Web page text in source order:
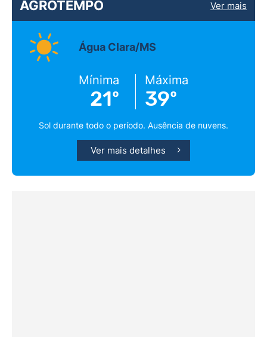
AGROTEMPO Ver mais
Água Clara/MS
Mínima
21º
Máxima
39º
Sol durante todo o período. Ausência de nuvens.
Ver mais detalhes